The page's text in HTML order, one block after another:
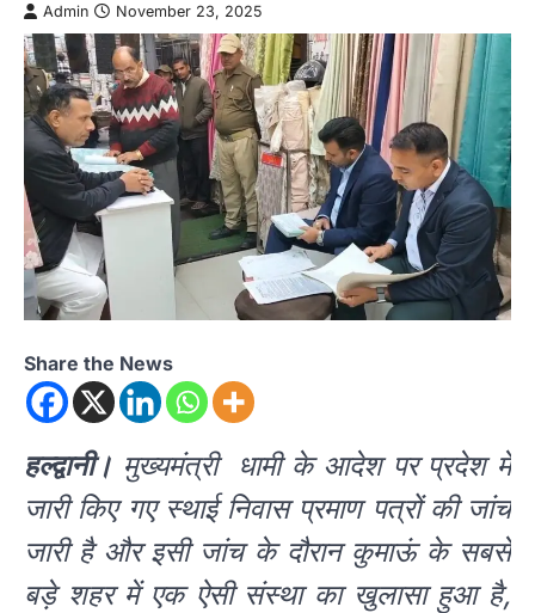
Admin November 23, 2025
Share the News
हल्द्वानी। मुख्यमंत्री धामी के आदेश पर प्रदेश में
जारी किए गए स्थाई निवास प्रमाण पत्रों की जांच
जारी है और इसी जांच के दौरान कुमाऊं के सबसे
बड़े शहर में एक ऐसी संस्था का खुलासा हुआ है,